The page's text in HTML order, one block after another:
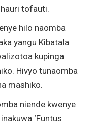
tofauti.
hilo naomba
yangu Kibatala
kupinga
Hivyo tunaomba
mashiko.
niende kwenye
‘Funtus